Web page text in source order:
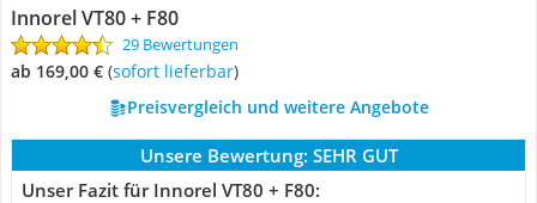
Innorel VT80 + F80
29 Bewertungen
ab 169,00 € ( Sofort lieferbar)
Preisvergleich und weitere Angebote
Unsere Bewertung: SEHR GUT
Unser Fazit für Innorel VT80 + F80: